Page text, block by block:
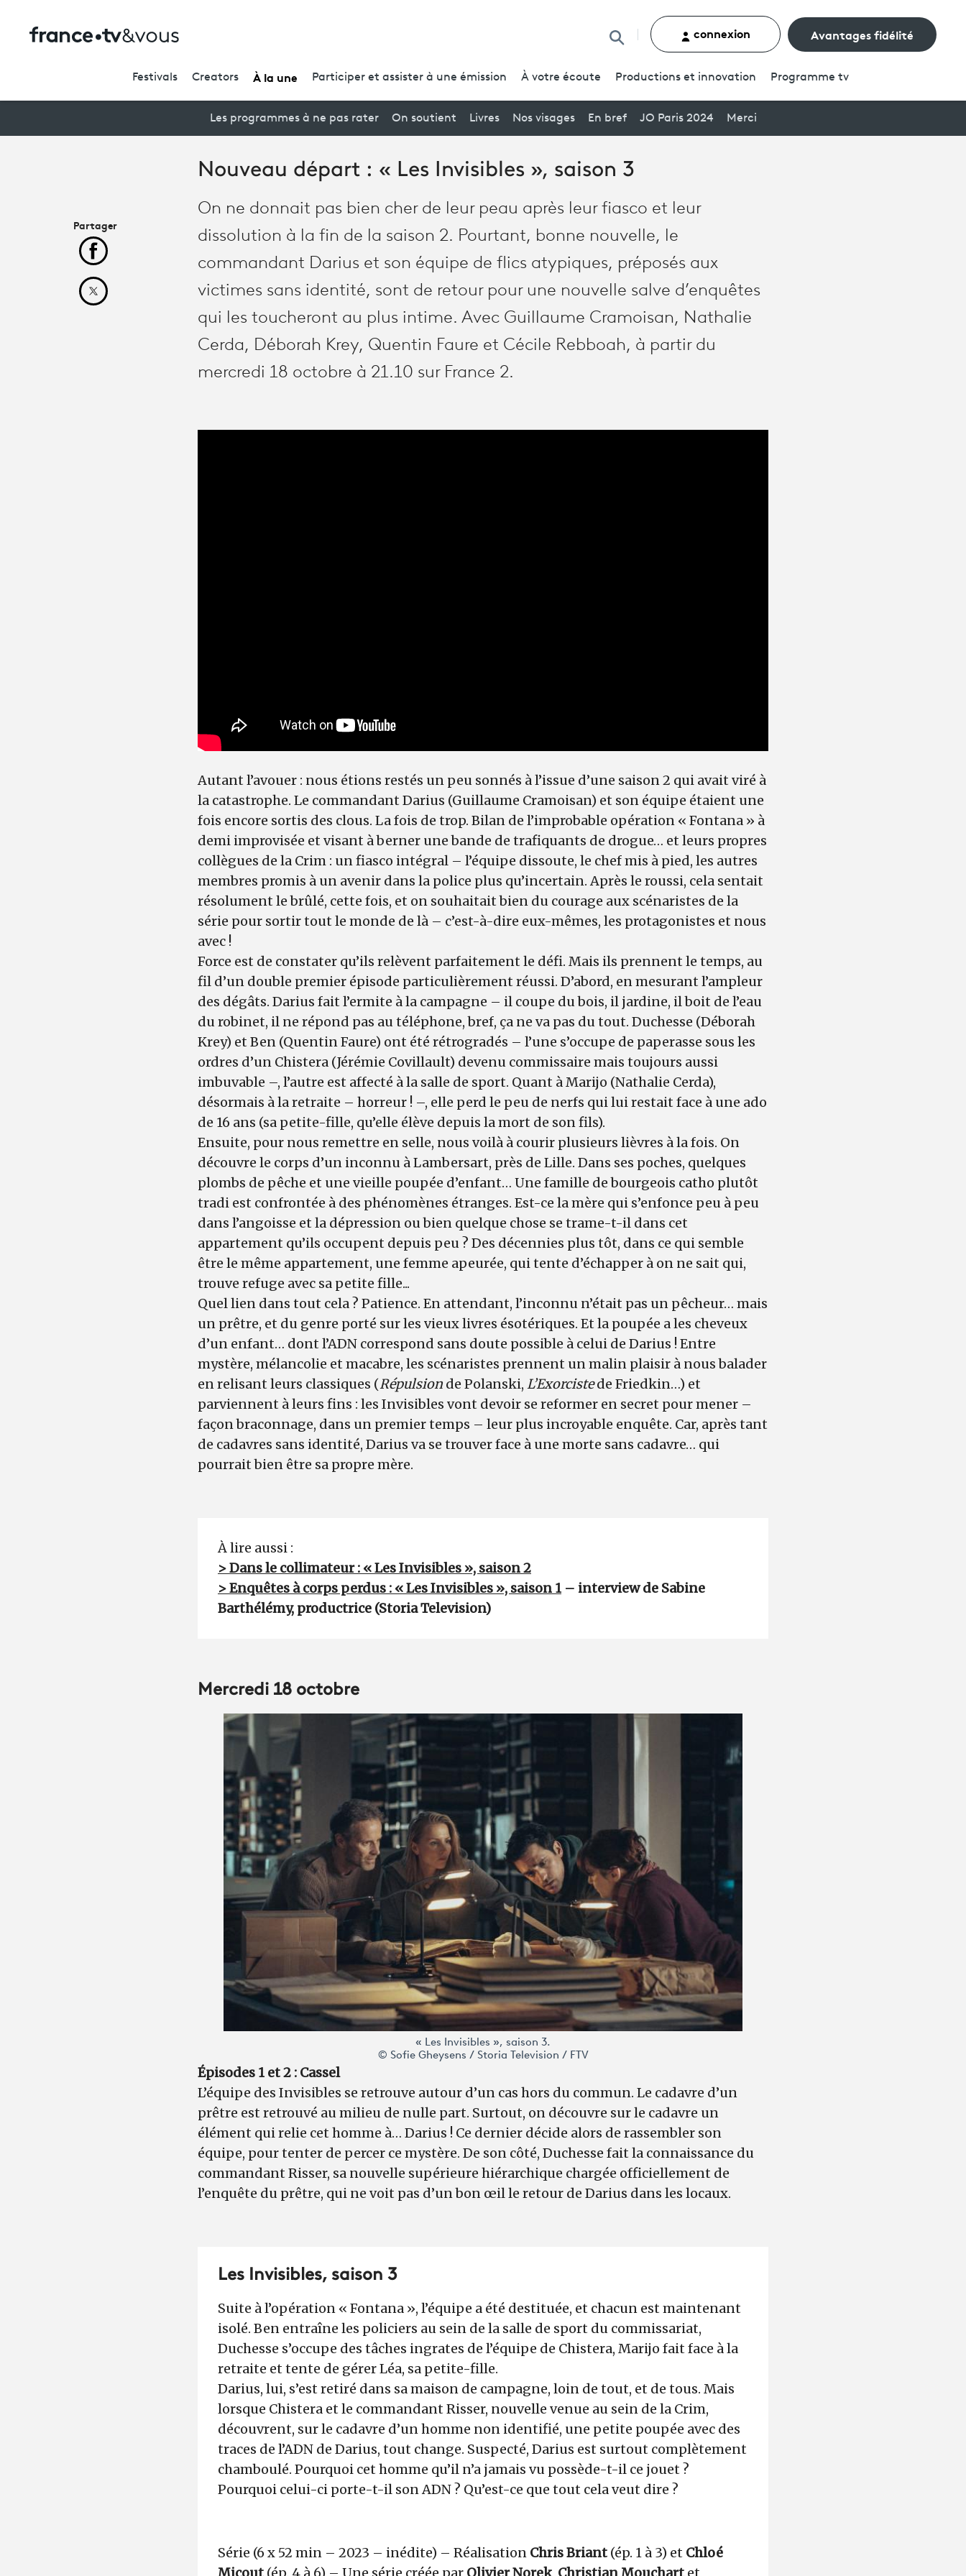
Rechercher un contenu
connexion Avantages fidélité
Festivals Creators À la une Participer et assister à une émission À votre écoute Productions et innovation Programme tv
Les programmes à ne pas rater On soutient Livres Nos visages En bref JO Paris 2024 Merci
Nouveau départ : « Les Invisibles », saison 3
On ne donnait pas bien cher de leur peau après leur fiasco et leur
dissolution à la fin de la saison 2. Pourtant, bonne nouvelle, le
commandant Darius et son équipe de flics atypiques, préposés aux
victimes sans identité, sont de retour pour une nouvelle salve d’enquêtes
qui les toucheront au plus intime. Avec Guillaume Cramoisan, Nathalie
Cerda, Déborah Krey, Quentin Faure et Cécile Rebboah, à partir du
mercredi 18 octobre à 21.10 sur France 2.
Autant l’avouer : nous étions restés un peu sonnés à l’issue d’une saison 2 qui avait viré à
la catastrophe. Le commandant Darius (Guillaume Cramoisan) et son équipe étaient une
fois encore sortis des clous. La fois de trop. Bilan de l’improbable opération « Fontana » à
demi improvisée et visant à berner une bande de trafiquants de drogue… et leurs propres
collègues de la Crim : un fiasco intégral – l’équipe dissoute, le chef mis à pied, les autres
membres promis à un avenir dans la police plus qu’incertain. Après le roussi, cela sentait
résolument le brûlé, cette fois, et on souhaitait bien du courage aux scénaristes de la
série pour sortir tout le monde de là – c’est-à-dire eux-mêmes, les protagonistes et nous
avec !
Force est de constater qu’ils relèvent parfaitement le défi. Mais ils prennent le temps, au
fil d’un double premier épisode particulièrement réussi. D’abord, en mesurant l’ampleur
des dégâts. Darius fait l’ermite à la campagne – il coupe du bois, il jardine, il boit de l’eau
du robinet, il ne répond pas au téléphone, bref, ça ne va pas du tout. Duchesse (Déborah
Krey) et Ben (Quentin Faure) ont été rétrogradés – l’une s’occupe de paperasse sous les
ordres d’un Chistera (Jérémie Covillault) devenu commissaire mais toujours aussi
imbuvable –, l’autre est affecté à la salle de sport. Quant à Marijo (Nathalie Cerda),
désormais à la retraite – horreur ! –, elle perd le peu de nerfs qui lui restait face à une ado
de 16 ans (sa petite-fille, qu’elle élève depuis la mort de son fils).
Ensuite, pour nous remettre en selle, nous voilà à courir plusieurs lièvres à la fois. On
découvre le corps d’un inconnu à Lambersart, près de Lille. Dans ses poches, quelques
plombs de pêche et une vieille poupée d’enfant… Une famille de bourgeois catho plutôt
tradi est confrontée à des phénomènes étranges. Est-ce la mère qui s’enfonce peu à peu
dans l’angoisse et la dépression ou bien quelque chose se trame-t-il dans cet
appartement qu’ils occupent depuis peu ? Des décennies plus tôt, dans ce qui semble
être le même appartement, une femme apeurée, qui tente d’échapper à on ne sait qui,
trouve refuge avec sa petite fille...
Quel lien dans tout cela ? Patience. En attendant, l’inconnu n’était pas un pêcheur… mais
un prêtre, et du genre porté sur les vieux livres ésotériques. Et la poupée a les cheveux
d’un enfant… dont l’ADN correspond sans doute possible à celui de Darius ! Entre
mystère, mélancolie et macabre, les scénaristes prennent un malin plaisir à nous balader
en relisant leurs classiques (Répulsion de Polanski, L’Exorcistede Friedkin…) et
parviennent à leurs fins : les Invisibles vont devoir se reformer en secret pour mener –
façon braconnage, dans un premier temps – leur plus incroyable enquête. Car, après tant
de cadavres sans identité, Darius va se trouver face à une morte sans cadavre… qui
pourrait bien être sa propre mère.
À lire aussi :
> Dans le collimateur : « Les Invisibles », saison 2
> Enquêtes à corps perdus : « Les Invisibles », saison 1 – interview de Sabine
Barthélémy, productrice (Storia Television)
Mercredi 18 octobre
« Les Invisibles », saison 3.
© Sofie Gheysens / Storia Television / FTV
Épisodes 1 et 2 : Cassel
L’équipe des Invisibles se retrouve autour d’un cas hors du commun. Le cadavre d’un
prêtre est retrouvé au milieu de nulle part. Surtout, on découvre sur le cadavre un
élément qui relie cet homme à… Darius ! Ce dernier décide alors de rassembler son
équipe, pour tenter de percer ce mystère. De son côté, Duchesse fait la connaissance du
commandant Risser, sa nouvelle supérieure hiérarchique chargée officiellement de
l’enquête du prêtre, qui ne voit pas d’un bon œil le retour de Darius dans les locaux.
Les Invisibles, saison 3
Suite à l’opération « Fontana », l’équipe a été destituée, et chacun est maintenant
isolé. Ben entraîne les policiers au sein de la salle de sport du commissariat,
Duchesse s’occupe des tâches ingrates de l’équipe de Chistera, Marijo fait face à la
retraite et tente de gérer Léa, sa petite-fille.
Darius, lui, s’est retiré dans sa maison de campagne, loin de tout, et de tous. Mais
lorsque Chistera et le commandant Risser, nouvelle venue au sein de la Crim,
découvrent, sur le cadavre d’un homme non identifié, une petite poupée avec des
traces de l’ADN de Darius, tout change. Suspecté, Darius est surtout complètement
chamboulé. Pourquoi cet homme qu’il n’a jamais vu possède-t-il ce jouet ?
Pourquoi celui-ci porte-t-il son ADN ? Qu’est-ce que tout cela veut dire ?
Série (6 x 52 min – 2023 – inédite) – Réalisation Chris Briant (ép. 1 à 3) et Chloé
Micout (ép. 4 à 6) – Une série créée par Olivier Norek Christian Mouchart et
Partager
Partager cet article sur Facebook
Partager cet article sur X